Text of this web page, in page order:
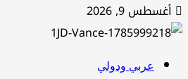
أغسطس 9, 2026
عربي ودولي